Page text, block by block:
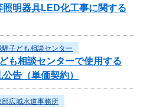
明器具LED化工事に関する
騨子ども相談センター
も相談センターで使用する
告（単価契約）
部広域水道事務所